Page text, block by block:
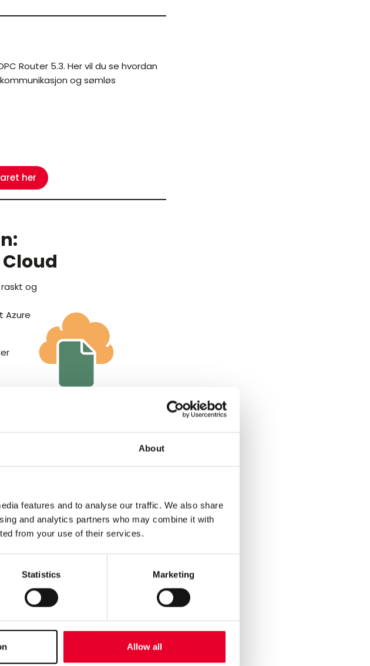
About
features and to analyse our traffic. We also share
and analytics partners who may combine it with
from your use of their services.
Statistics Marketing
Allow all
Router 5.3. Her vil du se hvordan
og sømløs
her
og
Azure
og Excel.
skyleverandører sørger for sikker
i mer hardware.